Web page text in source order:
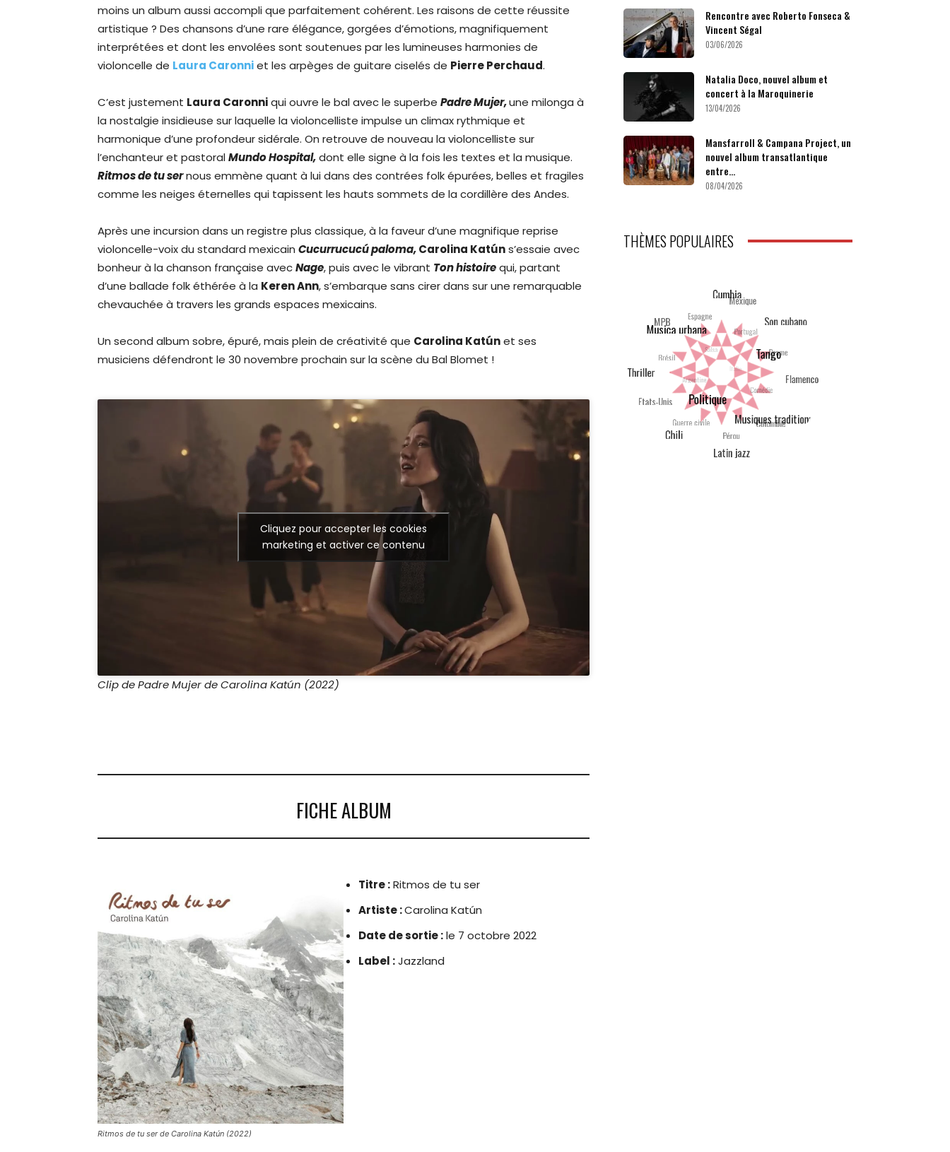
moins un album aussi accompli que parfaitement cohérent. Les raisons de cette réussite
artistique ? Des chansons d’une rare élégance, gorgées d’émotions, magnifiquement
interprétées et dont les envolées sont soutenues par les lumineuses harmonies de
violoncelle de Laura Caronniet les arpèges de guitare ciselés de Pierre Perchaud.
C’est justement Laura Caronniqui ouvre le bal avec le superbe Padre Mujer,une milonga à
la nostalgie insidieuse sur laquelle la violoncelliste impulse un climax rythmique et
harmonique d’une profondeur sidérale. On retrouve de nouveau la violoncelliste sur
l’enchanteur et pastoralMundo Hospital,dont elle signe à la fois les textes et la musique.
Ritmos de tu sernous emmène quant à lui dans des contrées folk épurées, belles et fragiles
comme les neiges éternelles qui tapissent les hauts sommets de la cordillère des Andes.
Après une incursion dans un registre plus classique, à la faveur d’une magnifique reprise
violoncelle-voix du standard mexicain Cucurrucucú paloma,Carolina Katúns’essaie avec
bonheur à la chanson française avecNage, puis avec le vibrant Ton histoirequi, partant
d’une ballade folk éthérée à la Keren Ann, s’embarque sans cirer dans sur une remarquable
chevauchée à travers les grands espaces mexicains.
Un second album sobre, épuré, mais plein de créativité que Carolina Katúnet ses
musiciens défendront le 30 novembre prochain sur la scène du Bal Blomet !
Cliquez pour accepter les cookies
marketing et activer ce contenu
Clip de Padre Mujer de Carolina Katún (2022)
FICHE ALBUM
Ritmos de tu ser de Carolina Katún (2022)
Titre :Ritmos de tu ser
Artiste :Carolina Katún
Date de sortie :le 7 octobre 2022
Label :Jazzland
Rencontre avec Roberto Fonseca &
Vincent Ségal
03/06/2026
Natalia Doco, nouvel album et
concert à la Maroquinerie
13/04/2026
Mansfarroll & Campana Project, un
nouvel album transatlantique
entre...
08/04/2026
THÈMES POPULAIRES